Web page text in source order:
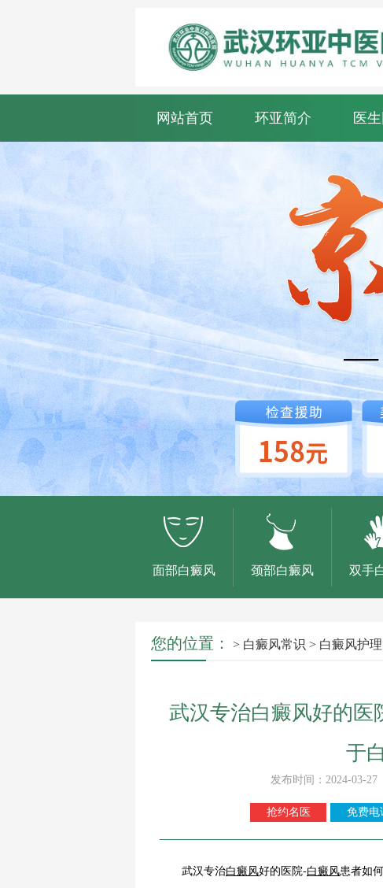
网站首页 环亚简介 医
面部白癜风 颈部白癜风 双手
您的位置： > 白癜风常识 > 白癜风护理
武汉专治白癜风好的医
于
发布时间：2024-03-
抢约名医 免费电
武汉专治白癜风好的医院-白癜风患者如